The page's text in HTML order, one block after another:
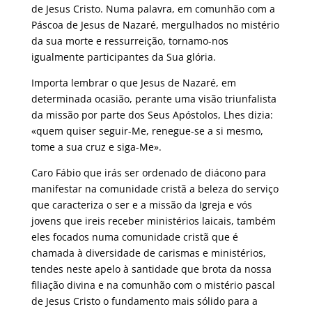
de Jesus Cristo. Numa palavra, em comunhão com a
Páscoa de Jesus de Nazaré, mergulhados no mistério
da sua morte e ressurreição, tornamo-nos
igualmente participantes da Sua glória.
Importa lembrar o que Jesus de Nazaré, em
determinada ocasião, perante uma visão triunfalista
da missão por parte dos Seus Apóstolos, Lhes dizia:
«quem quiser seguir-Me, renegue-se a si mesmo,
tome a sua cruz e siga-Me».
Caro Fábio que irás ser ordenado de diácono para
manifestar na comunidade cristã a beleza do serviço
que caracteriza o ser e a missão da Igreja e vós
jovens que ireis receber ministérios laicais, também
eles focados numa comunidade cristã que é
chamada à diversidade de carismas e ministérios,
tendes neste apelo à santidade que brota da nossa
filiação divina e na comunhão com o mistério pascal
de Jesus Cristo o fundamento mais sólido para a